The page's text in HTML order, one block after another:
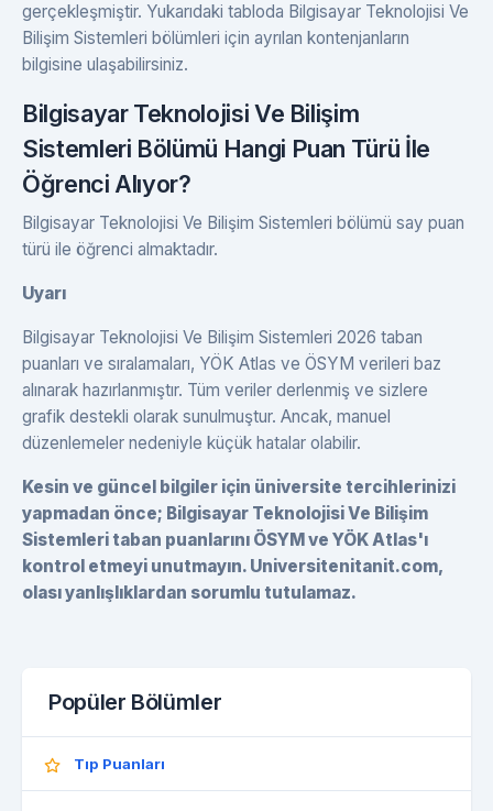
gerçekleşmiştir. Yukarıdaki tabloda Bilgisayar Teknolojisi Ve
Bilişim Sistemleri bölümleri için ayrılan kontenjanların
bilgisine ulaşabilirsiniz.
Bilgisayar Teknolojisi Ve Bilişim
Sistemleri Bölümü Hangi Puan Türü İle
Öğrenci Alıyor?
Bilgisayar Teknolojisi Ve Bilişim Sistemleri bölümü say puan
türü ile öğrenci almaktadır.
Uyarı
Bilgisayar Teknolojisi Ve Bilişim Sistemleri 2026 taban
puanları ve sıralamaları, YÖK Atlas ve ÖSYM verileri baz
alınarak hazırlanmıştır. Tüm veriler derlenmiş ve sizlere
grafik destekli olarak sunulmuştur. Ancak, manuel
düzenlemeler nedeniyle küçük hatalar olabilir.
Kesin ve güncel bilgiler için üniversite tercihlerinizi
yapmadan önce; Bilgisayar Teknolojisi Ve Bilişim
Sistemleri taban puanlarını ÖSYM ve YÖK Atlas'ı
kontrol etmeyi unutmayın. Universitenitanit.com,
olası yanlışlıklardan sorumlu tutulamaz.
Popüler Bölümler
Tıp Puanları